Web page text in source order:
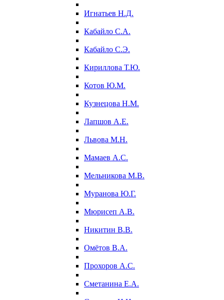
Игнатьев Н.Д.
Кабайло С.А.
Кабайло С.Э.
Кириллова Т.Ю.
Котов Ю.М.
Кузнецова Н.М.
Лапшов А.Е.
Львова М.Н.
Мамаев А.С.
Мельникова М.В.
Муранова Ю.Г.
Мюрисеп А.В.
Никитин В.В.
Омётов В.А.
Прохоров А.С.
Сметанина Е.А.